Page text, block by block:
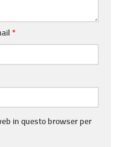
*
in questo browser per